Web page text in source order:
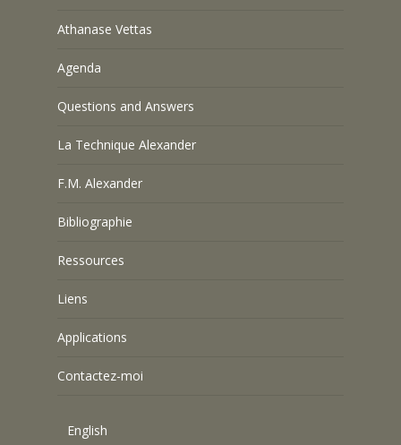
Athanase Vettas
Agenda
Questions and Answers
La Technique Alexander
F.M. Alexander
Bibliographie
Ressources
Liens
Applications
Contactez-moi
English